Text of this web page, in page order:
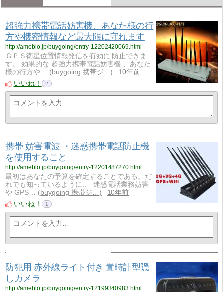
超強力携帯電話妨害機、あなた様の行
方や機密情報など最大限に守れます
http://ameblo.jp/buygoing/entry-12202420069.html
ＧＰＳ衛星位置情報発信を有効に 防止できま
す。 効果的な 超強力携帯電話妨害機 、あなた
様の行方や…
buygoing 携帯ジ…
10年前
いいね！
2
携帯 妨害電波 ・迷惑携帯電話防止機
を使用すること
http://ameblo.jp/buygoing/entry-12201487270.html
最初はあなたの予算を確定することである。だ
れでも知っているように.、 迷惑電話業務妨害
や GPS…
buygoing 携帯ジ…
10年前
いいね！
1
防犯用 赤外線ライト付き 置時計型隠
しカメラ
http://ameblo.jp/buygoing/entry-12199340983.html